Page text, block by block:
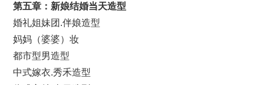
第五章：新娘结婚当天造型
婚礼姐妹团.伴娘造型
妈妈（婆婆）妆
都市型男造型
中式嫁衣.秀禾造型